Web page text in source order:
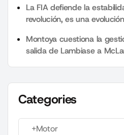
La FIA defiende la
revolución, es una
Montoya cuestiona la
salida de Lambiase a
Categories
+Motor